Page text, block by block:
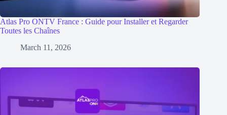
Atlas Pro ONTV France : Guide pour Installer et Regarder
Toutes les Chaînes
March 11, 2026